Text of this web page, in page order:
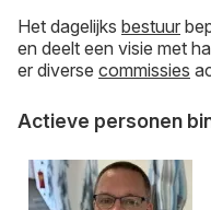
Het dagelijks bestuur
en deelt een visie met
er diverse commissies
Actieve personen